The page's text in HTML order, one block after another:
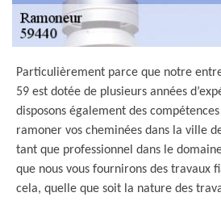
Particulièrement parce que notre
59 est dotée de plusieurs années
disposons également des
ramoner vos cheminées dans la ville
tant que professionnel dans le
que nous vous fournirons des travaux
cela, quelle que soit la nature des